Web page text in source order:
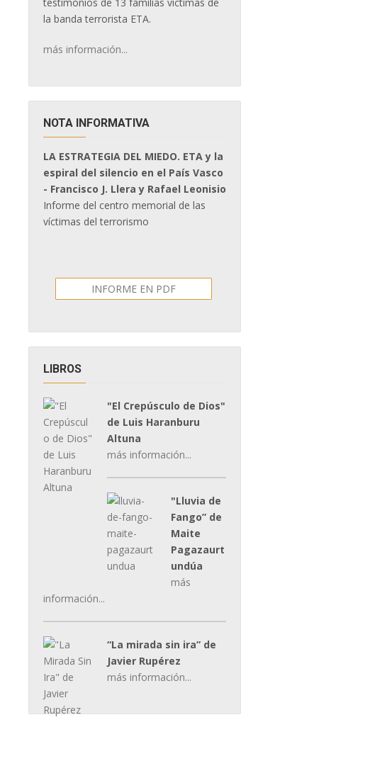
la banda terrorista ETA.
más información...
NOTA INFORMATIVA
LA ESTRATEGIA DEL MIEDO. ETA y la
espiral del silencio en el País Vasco
- Francisco J. Llera y Rafael Leonisio
Informe del centro memorial de las
víctimas del terrorismo
INFORME EN PDF
LIBROS
"El Crepúsculo de Dios"
de Luis Haranburu
Altuna
más información...
"Lluvia de
Fango” de
Maite
Pagazaurt
undúa
más
información...
“La mirada sin ira” de
Javier Rupérez
más información...